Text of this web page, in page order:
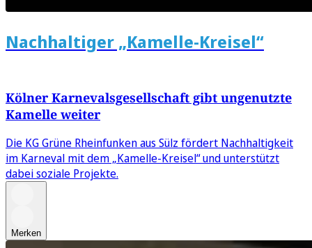
Nachhaltiger „Kamelle-Kreisel“
Kölner Karnevalsgesellschaft gibt ungenutzte
Kamelle weiter
Die KG Grüne Rheinfunken aus Sülz fördert Nachhaltigkeit
im Karneval mit dem „Kamelle-Kreisel“ und unterstützt
dabei soziale Projekte.
Merken